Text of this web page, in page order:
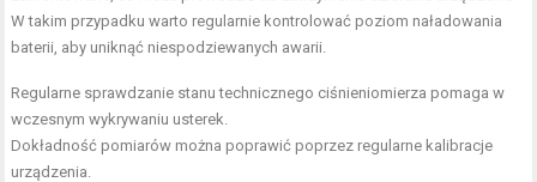
W takim przypadku warto regularnie kontrolować poziom naładowania
baterii, aby uniknąć niespodziewanych awarii.
Regularne sprawdzanie stanu technicznego ciśnieniomierza pomaga w
wczesnym wykrywaniu usterek.
Dokładność pomiarów można poprawić poprzez regularne kalibracje
urządzenia.